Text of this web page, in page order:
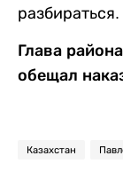
разбираться.
Глава
обещал
Казахстан